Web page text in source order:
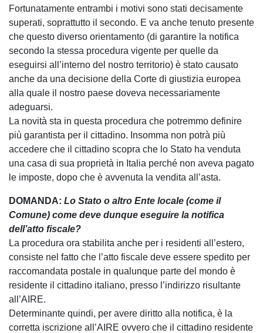
Fortunatamente entrambi i motivi sono stati decisamente
superati, soprattutto il secondo. E va anche tenuto presente
che questo diverso orientamento (di garantire la notifica
secondo la stessa procedura vigente per quelle da
eseguirsi all’interno del nostro territorio) è stato causato
anche da una decisione della Corte di giustizia europea
alla quale il nostro paese doveva necessariamente
adeguarsi.
La novità sta in questa procedura che potremmo definire
più garantista per il cittadino. Insomma non potrà più
accedere che il cittadino scopra che lo Stato ha venduta
una casa di sua proprietà in Italia perché non aveva pagato
le imposte, dopo che è avvenuta la vendita all’asta.
DOMANDA: Lo Stato o altro Ente locale (come il
Comune) come deve dunque eseguire la notifica
dell’atto fiscale?
La procedura ora stabilita anche per i residenti all’estero,
consiste nel fatto che l’atto fiscale deve essere spedito per
raccomandata postale in qualunque parte del mondo è
residente il cittadino italiano, presso l’indirizzo risultante
all’AIRE.
Determinante quindi, per avere diritto alla notifica, è la
corretta iscrizione all’AIRE ovvero che il cittadino residente